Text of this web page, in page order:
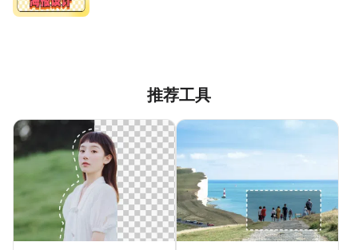
推荐工具